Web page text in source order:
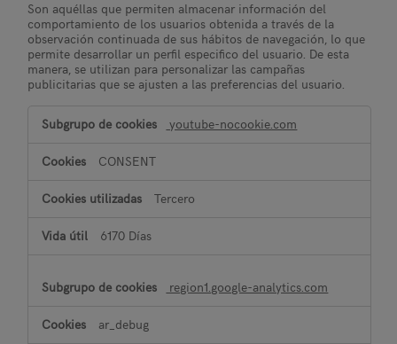
Son aquéllas que permiten almacenar información del
comportamiento de los usuarios obtenida a través de la
observación continuada de sus hábitos de navegación, lo que
permite desarrollar un perfil especifico del usuario. De esta
manera, se utilizan para personalizar las campañas
publicitarias que se ajusten a las preferencias del usuario.
publicitarias
youtube-nocookie.com
CONSENT
Tercero
6170 Días
region1.google-analytics.com
ar_debug